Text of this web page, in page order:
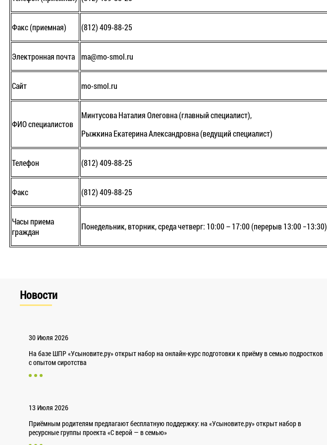
Факс (приемная) (812) 409-88-25
Электронная почта ma@mo-smol.ru
Сайт mo-smol.ru
ФИО специалистов
Минтусова Наталия Олеговна (главный специалист),
Рыжкина Екатерина Александровна (ведущий специалист)
Телефон (812) 409-88-25
Факс (812) 409-88-25
Часы приема
граждан
Понедельник, вторник, среда четверг: 10:00 – 17:00 (перерыв 13:00 −13:30)
Новости
30 Июля 2026
На базе ШПР «Усыновите.ру» открыт набор на онлайн-курс подготовки к приёму в семью подростков
с опытом сиротства
13 Июля 2026
Приёмным родителям предлагают бесплатную поддержку: на «Усыновите.ру» открыт набор в
ресурсные группы проекта «С верой — в семью»